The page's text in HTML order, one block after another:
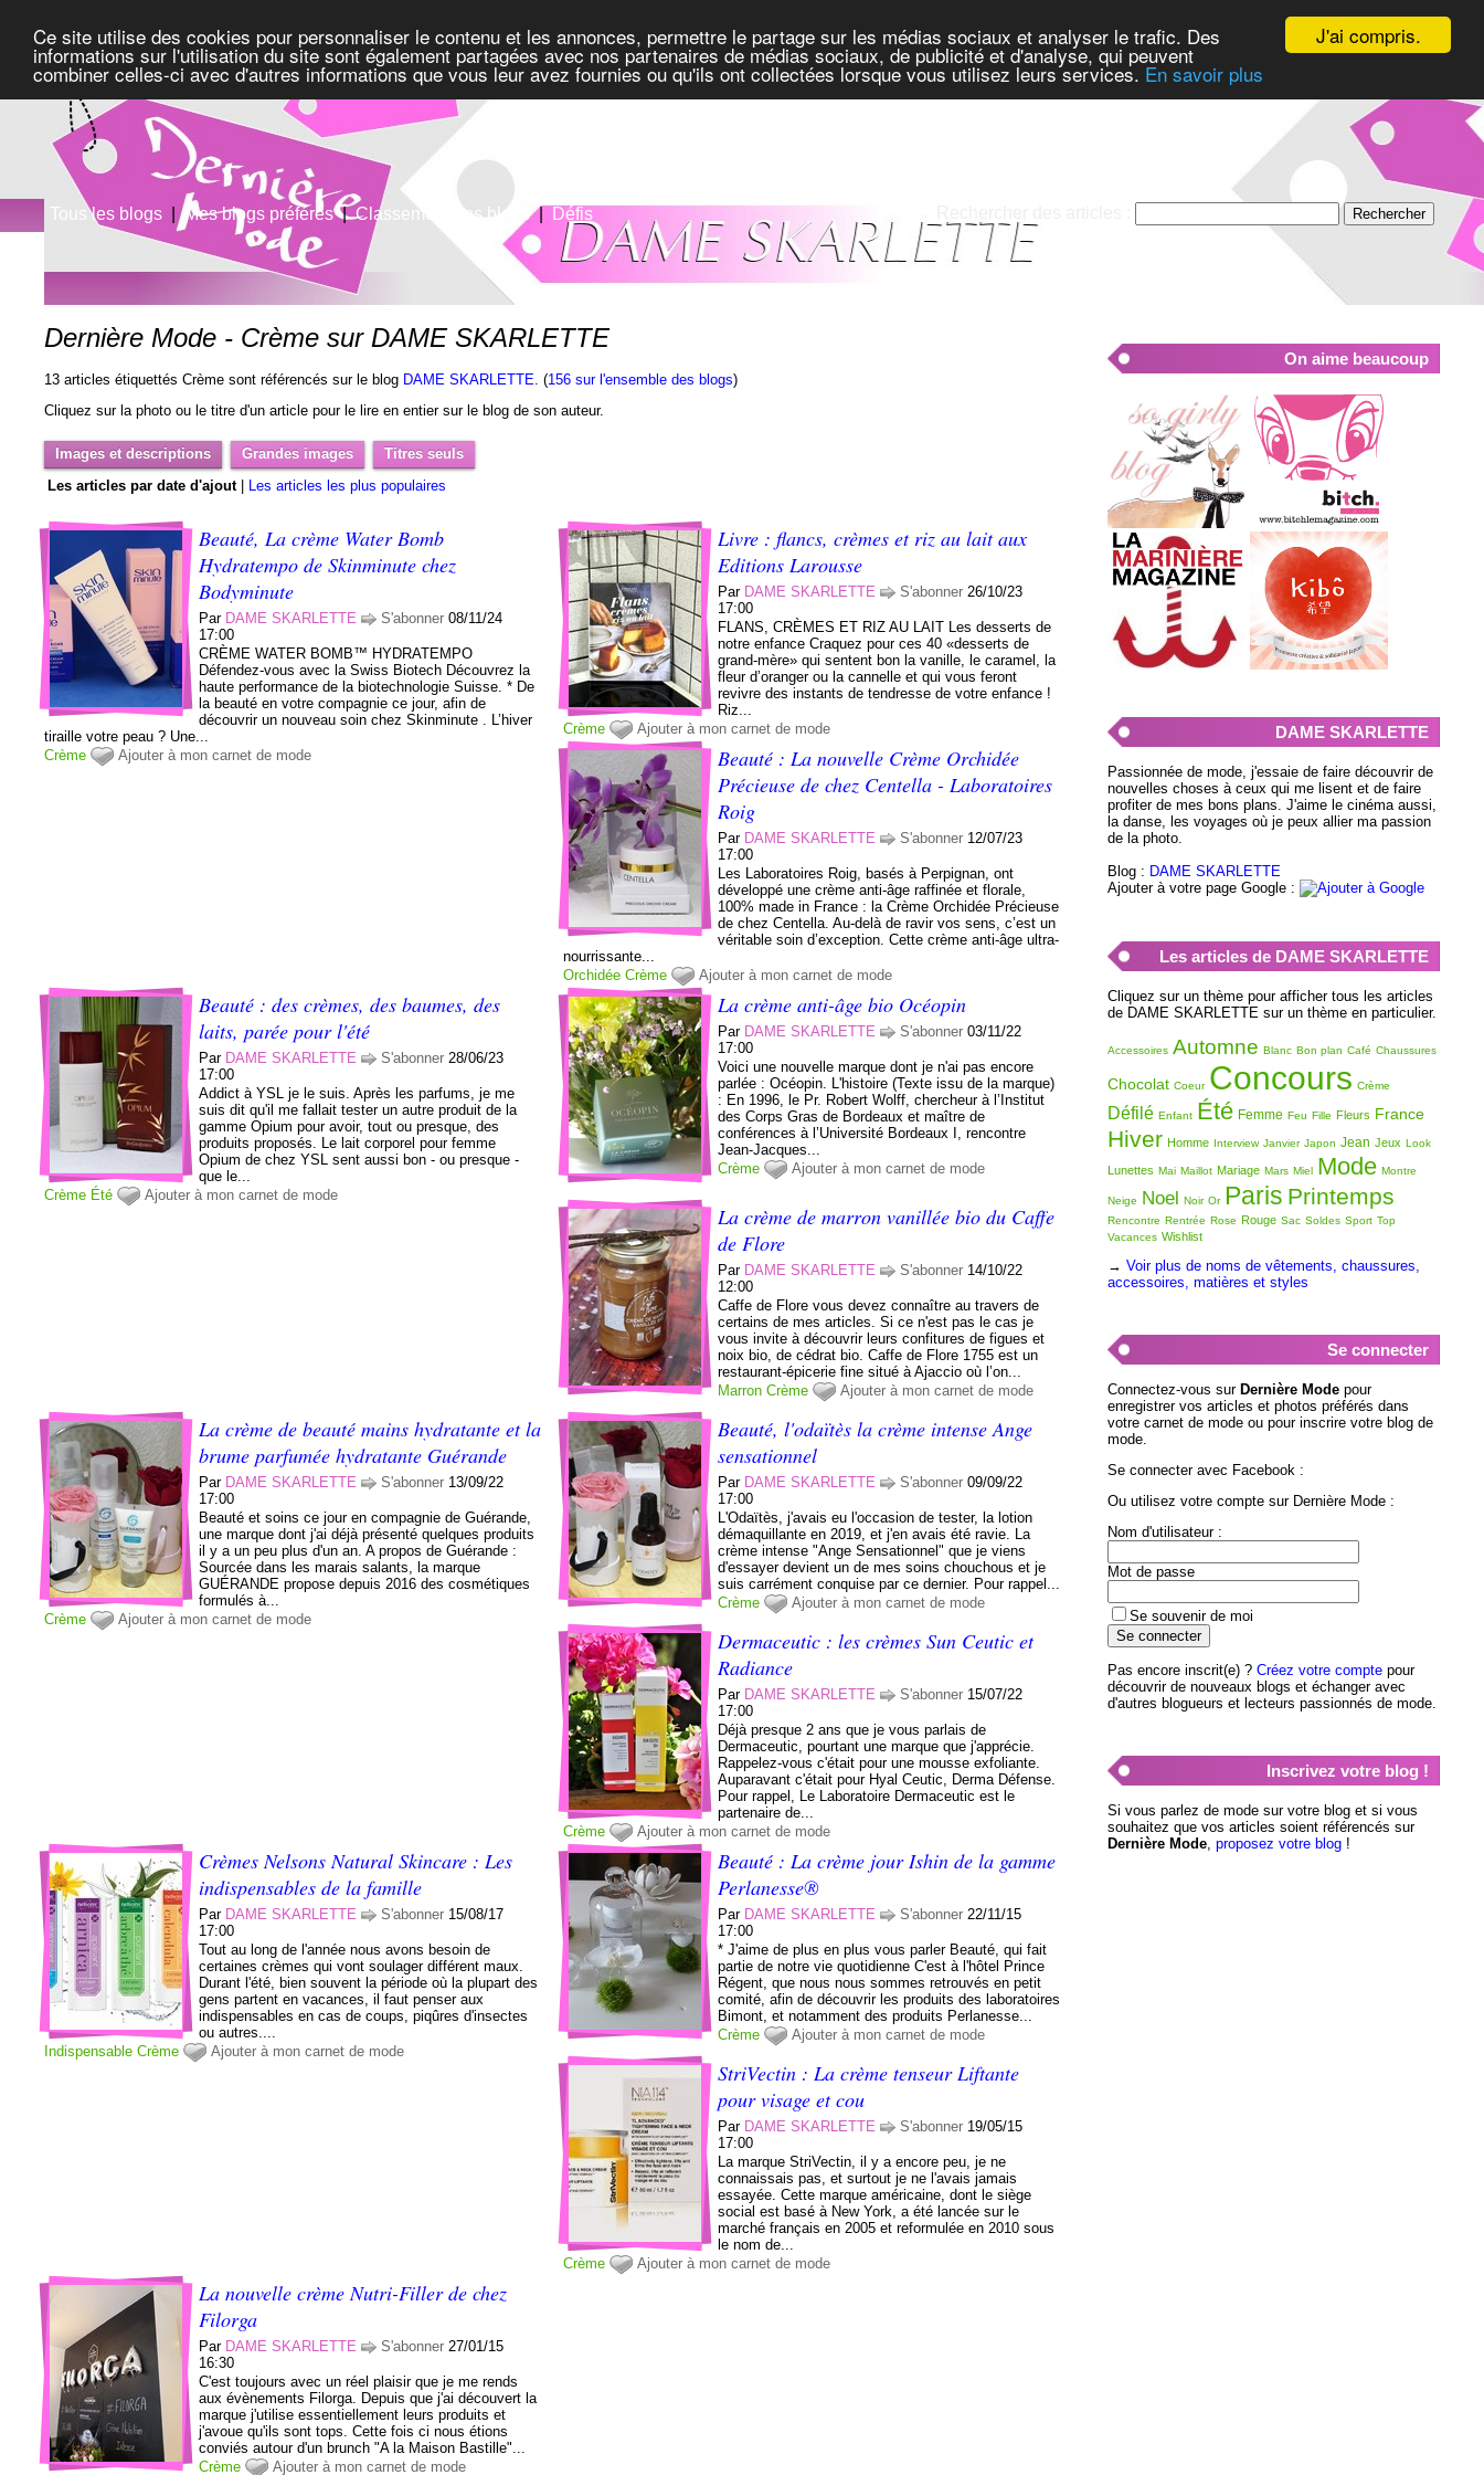
J'ai compris.
Ce site utilise des cookies pour personnaliser le contenu et les annonces, permettre le partage sur les médias sociaux et analyser le trafic. Des
informations sur l'utilisation du site sont également partagées avec nos partenaires de médias sociaux, de publicité et d'analyse, qui peuvent
combiner celles-ci avec d'autres informations que vous leur avez fournies ou qu'ils ont collectées lorsque vous utilisez leurs services. En savoir plus
Tous les blogs | Mes blogs préférés|Classement des blogs| Défis
Dernière Mode - Crème sur DAME SKARLETTE
13 articles étiquettés Crème sont référencés sur le blog DAME SKARLETTE. (156 sur l'ensemble des blogs)
Cliquez sur la photo ou le titre d'un article pour le lire en entier sur le blog de son auteur.
Images et descriptions Grandes images
Titres seuls
Les articles par date d'ajout| Les articles les plus populaires
Beauté, La crème Water Bomb
Hydratempo de Skinminute chez
Bodyminute
Par DAME SKARLETTE S'abonner 08/11/24
17:00
CRÈME WATER BOMB™ HYDRATEMPO
Défendez-vous avec la Swiss Biotech Découvrez la
haute performance de la biotechnologie Suisse. * De
la beauté en votre compagnie ce jour, afin de
découvrir un nouveau soin chez Skinminute . L’hiver
tiraille votre peau ? Une...
Crème
Ajouter à mon carnet de mode
Livre : flancs, crèmes et riz au lait aux
Editions Larousse
Par DAME SKARLETTE S'abonner 26/10/23
17:00
FLANS, CRÈMES ET RIZ AU LAIT Les desserts de
notre enfance Craquez pour ces 40 «desserts de
grand-mère» qui sentent bon la vanille, le caramel, la
fleur d’oranger ou la cannelle et qui vous feront
revivre des instants de tendresse de votre enfance !
Riz...
Crème
Ajouter à mon carnet de mode
Beauté : La nouvelle Crème Orchidée
Précieuse de chez Centella - Laboratoires
Roig
Par DAME SKARLETTE S'abonner 12/07/23
17:00
Les Laboratoires Roig, basés à Perpignan, ont
développé une crème anti-âge raffinée et florale,
100% made in France : la Crème Orchidée Précieuse
de chez Centella. Au-delà de ravir vos sens, c’est un
véritable soin d’exception. Cette crème anti-âge ultra-
nourrissante...
Orchidée Crème Ajouter à mon carnet de mode
Beauté : des crèmes, des baumes, des
laits, parée pour l'été
Par DAME SKARLETTE S'abonner 28/06/23
17:00
Addict à YSL je le suis. Après les parfums, je me
suis dit qu'il me fallait tester un autre produit de la
gamme Opium pour avoir, tout ou presque, des
produits proposés. Le lait corporel pour femme
Opium de chez YSL sent aussi bon - ou presque -
que le...
Crème Été Ajouter à mon carnet de mode
La crème anti-âge bio Océopin
Par DAME SKARLETTE S'abonner 03/11/22
17:00
Voici une nouvelle marque dont je n'ai pas encore
parlée : Océopin. L'histoire (Texte issu de la marque)
: En 1996, le Pr. Robert Wolff, chercheur à l’Institut
des Corps Gras de Bordeaux et maître de
conférences à l’Université Bordeaux I, rencontre
Jean-Jacques...
Crème
Ajouter à mon carnet de mode
La crème de marron vanillée bio du Caffe
de Flore
Par DAME SKARLETTE S'abonner 14/10/22
12:00
Caffe de Flore vous devez connaître au travers de
certains de mes articles. Si ce n'est pas le cas je
vous invite à découvrir leurs confitures de figues et
noix bio, de cédrat bio. Caffe de Flore 1755 est un
restaurant-épicerie fine situé à Ajaccio où l’on...
Marron Crème Ajouter à mon carnet de mode
La crème de beauté mains hydratante et la
brume parfumée hydratante Guérande
Par DAME SKARLETTE S'abonner 13/09/22
17:00
Beauté et soins ce jour en compagnie de Guérande,
une marque dont j'ai déjà présenté quelques produits
il y a un peu plus d'un an. A propos de Guérande :
Sourcée dans les marais salants, la marque
GUÉRANDE propose depuis 2016 des cosmétiques
formulés à...
Crème
Ajouter à mon carnet de mode
Beauté, l'odaïtès la crème intense Ange
sensationnel
Par DAME SKARLETTE S'abonner 09/09/22
17:00
L'Odaïtès, j'avais eu l'occasion de tester, la lotion
démaquillante en 2019, et j'en avais été ravie. La
crème intense "Ange Sensationnel" que je viens
d'essayer devient un de mes soins chouchous et je
suis carrément conquise par ce dernier. Pour rappel...
Crème
Ajouter à mon carnet de mode
Dermaceutic : les crèmes Sun Ceutic et
Radiance
Par DAME SKARLETTE S'abonner 15/07/22
17:00
Déjà presque 2 ans que je vous parlais de
Dermaceutic, pourtant une marque que j'apprécie.
Rappelez-vous c'était pour une mousse exfoliante.
Auparavant c'était pour Hyal Ceutic, Derma Défense.
Pour rappel, Le Laboratoire Dermaceutic est le
partenaire de...
Crème
Ajouter à mon carnet de mode
Crèmes Nelsons Natural Skincare : Les
indispensables de la famille
Par DAME SKARLETTE S'abonner 15/08/17
17:00
Tout au long de l'année nous avons besoin de
certaines crèmes qui vont soulager différent maux.
Durant l'été, bien souvent la période où la plupart des
gens partent en vacances, il faut penser aux
indispensables en cas de coups, piqûres d'insectes
ou autres....
Indispensable Crème Ajouter à mon carnet de mode
Beauté : La crème jour Ishin de la gamme
Perlanesse®
Par DAME SKARLETTE S'abonner 22/11/15
17:00
* J'aime de plus en plus vous parler Beauté, qui fait
partie de notre vie quotidienne C'est à l'hôtel Prince
Régent, que nous nous sommes retrouvés en petit
comité, afin de découvrir les produits des laboratoires
Bimont, et notamment des produits Perlanesse...
Crème
Ajouter à mon carnet de mode
StriVectin : La crème tenseur Liftante
pour visage et cou
Par DAME SKARLETTE S'abonner 19/05/15
17:00
La marque StriVectin, il y a encore peu, je ne
connaissais pas, et surtout je ne l'avais jamais
essayée. Cette marque américaine, dont le siège
social est basé à New York, a été lancée sur le
marché français en 2005 et reformulée en 2010 sous
le nom de...
Crème
Ajouter à mon carnet de mode
La nouvelle crème Nutri-Filler de chez
Filorga
Par DAME SKARLETTE S'abonner 27/01/15
16:30
C'est toujours avec un réel plaisir que je me rends
aux évènements Filorga. Depuis que j'ai découvert la
marque j'utilise essentiellement leurs produits et
j'avoue qu'ils sont tops. Cette fois ci nous étions
conviés autour d'un brunch "A la Maison Bastille"...
Crème
Ajouter à mon carnet de mode
On aime beaucoup
DAME SKARLETTE
Passionnée de mode, j'essaie de faire découvrir de
nouvelles choses à ceux qui me lisent et de faire
profiter de mes bons plans. J'aime le cinéma aussi,
la danse, les voyages où je peux allier ma passion
de la photo.
Blog : DAME SKARLETTE
Ajouter à votre page Google :
Les articles de DAME SKARLETTE
Cliquez sur un thème pour afficher tous les articles
de DAME SKARLETTE sur un thème en particulier.
Accessoires Automne Blanc Bon plan Café Chaussures
Chocolat Coeur Concours Crème
Défilé Enfant Été Femme Feu Fille Fleurs France
Hiver Homme Interview Janvier Japon Jean Jeux Look
Lunettes Mai Maillot Mariage Mars Miel Mode Montre
Neige Noel Noir Or Paris Printemps
Rencontre Rentrée Rose Rouge Sac Soldes Sport Top
Vacances Wishlist
→ Voir plus de noms de vêtements, chaussures,
accessoires, matières et styles
Se connecter
Connectez-vous sur Dernière Modepour
enregistrer vos articles et photos préférés dans
votre carnet de mode ou pour inscrire votre blog de
mode.
Se connecter avec Facebook :
Ou utilisez votre compte sur Dernière Mode :
Nom d'utilisateur :
Mot de passe
Se souvenir de moi
Pas encore inscrit(e) ? Créez votre comptepour
découvrir de nouveaux blogs et échanger avec
d'autres blogueurs et lecteurs passionnés de mode.
Inscrivez votre blog !
Si vous parlez de mode sur votre blog et si vous
souhaitez que vos articles soient référencés sur
Dernière Mode, proposez votre blog!